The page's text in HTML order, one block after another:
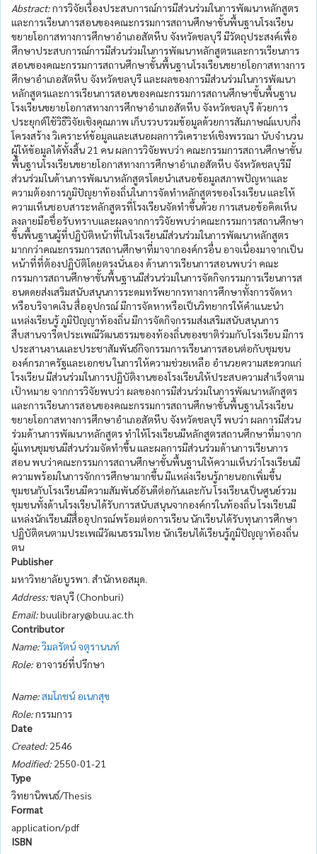
Abstract:การวิจัยเรื่องประสบการณ์การมีส่วนร่วมในการพัฒนาหลักสูตร
และการเรียนการสอนของคณะกรรมการสถานศึกษาขั้นพื้นฐานโรงเรียน
ขยายโอกาสทางการศึกษาอำเภอสัตหีบ จังหวัดชลบุรี มีวัตถุประสงค์เพื่อ
ศึกษาประสบการณ์การมีส่วนร่วมในการพัฒนาหลักสูตรและการเรียนการ
สอนของคณะกรรมการสถานศึกษาขั้นพื้นฐานโรงเรียนขยายโอกาสทางการ
ศึกษาอำเภอสัตหีบ จังหวัดชลบุรี และผลของการมีส่วนร่วมในการพัฒนา
หลักสูตรและการเรียนการสอนของคณะกรรมการสถานศึกษาขั้นพื้นฐาน
โรงเรียนขยายโอกาสทางการศึกษาอำเภอสัตหีบ จังหวัดชลบุรี ด้วยการ
ประยุกต์ใช้วิธีวิจัยเชิงคุณภาพ เก็บรวบรวมข้อมูลด้วยการสัมภาษณ์แบบกึ่ง
โครงสร้าง วิเคราะห์ข้อมูลและเสนอผลการวิเคราะห์เชิงพรรณา นับจำนวน
ผู้ให้ข้อมูลได้ทั้งสิ้น 21 คน ผลการวิจัยพบว่า คณะกรรมการสถานศึกษาขั้น
พื้นฐานโรงเรียนขยายโอกาสทางการศึกษาอำเภอสัตหีบ จังหวัดชลบุรีมี
ส่วนร่วมในด้านการพัฒนาหลักสูตรโดยนำเสนอข้อมูลสภาพปัญหาและ
ความต้องการภูมิปัญยาท้องถิ่นในการจัดทำหลักสูตรของโรงเรียน และให้
ความเห็นชอบสาระหลักสูตรที่โรงเรียนจัดทำขึ้นด้วย การเสนอข้อคิดเห็น
ลงลายมือชื่อรับทราบและผลจากการวิจัยพบว่าคณะกรรมการสถานศึกษา
ขึ้นพื้นฐานผู้ที่ปฏิบัติหน้าที่ในโรงเรียนมีส่วนร่วมในการพัฒนาหลักสูตร
มากกว่าคณะกรรมการสถานศึกษาที่มาจากองค์กรอื่น อาจเนื่องมาจากเป็น
หน้าที่ที่ต้องปฏิบัติโดยตรงนั่นเอง ด้านการเรียนการสอนพบว่า คณะ
กรรมการสถานศึกษาขั้นพื้นฐานมีส่วนร่วมในการจัดกิจกรรมการเรียนการส
อนดดยส่งเสริมสนับสนุนการระดมทรัพยากรทางการศึกษาทั้งการจัดหา
หรือบริจาคเงิน สื่ออุปกรณ์ มีการจัดหาหรือเป็นวิทยากรให้คำแนะนำ
แหล่งเรียนรู้ ภูมิปัญญาท้องถิ่น มีการจัดกิจกรรมส่งเสริมสนับสนุนการ
สืบสานจารีตประเพณีวัฒนธรรมของท้องถิ่นของชาติร่วมกับโรงเรียน มีการ
ประสานงานและประชาสัมพันธ์กิจกรรมการเรียนการสอนต่อกับชุมชน
องค์กรภาครัฐและเอกชน ในการให้ความช่วยเหลือ อำนวยความสะดวกแก่
โรงเรียน มีส่วนร่วมในการปฏิบัติงานของโรงเรียนให้ประสบความสำเร็จตาม
เป้าหมาย จากการวิจัยพบว่า ผลของการมีส่วนร่วมในการพัฒนาหลักสูตร
และการเรียนการสอนของคณะกรรมการสถานศึกษาขั้นพื้นฐานโรงเรียน
ขยายโอกาสทางการศึกษาอำเภอสัตหีบ จังหวัดชลบุรี พบว่า ผลการมีส่วน
ร่วมด้านการพัฒนาหลักสูตร ทำให้โรงเรียนมีหลักสูตรสถานศึกษาที่มาจาก
ผู้แทนชุมชนมีส่วนร่วมจัดทำขึ้น และผลการมีส่วนร่วมด้านการเรียนการ
สอน พบว่าคณะกรรมการสถานศึกษาขั้นพื้นฐานให้ความเห็นว่าโรงเรียนมี
ความพร้อมในการจักการศึกษามากขึ้น มีแหล่งเรียนรู้ภายนอกเพิ่มขึ้น
ชุมชนกับโรงเรียนมีความสัมพันธ์อันดีต่อกันและกัน โรงเรียนเป็นศูนย์รวม
ชุมชนทั้งด้านโรงเรียนได้รับการสนับสนุนจากองค์กรในท้องถิ่น โรงเรียนมี
แหล่งนักเรียนมีสื่ออุปกรณ์พร้อมต่อการเรียน นักเรียนได้รับทุนการศึกษา
ปฏิบัติตนตามประเพณีวัฒนธรรมไทย นักเรียนได้เรียนรู้ภูมิปัญญาท้องถิ่น
ตน
Publisher
มหาวิทยาลัยบูรพา. สำนักหอสมุด.
Address:ชลบุรี (Chonburi)
Email:buulibrary@buu.ac.th
Contributor
Name:วิมลรัตน์ จตุรานนท์
Role: อาจารย์ที่ปรึกษา
Name:สมโภชน์ อเนกสุข
Role:กรรมการ
Date
Created: 2546
Modified: 2550-01-21
Type
วิทยานิพนธ์/Thesis
Format
application/pdf
ISBN